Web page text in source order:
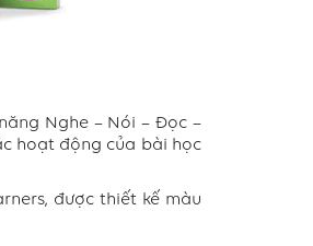
Nghe – Nói – Đọc –
hoạt động của bài học
được thiết kế màu